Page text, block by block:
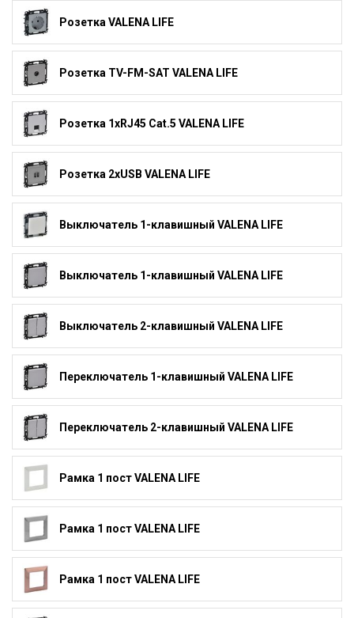
Розетка VALENA LIFE
Розетка TV-FM-SAT VALENA LIFE
Розетка 1xRJ45 Cat.5 VALENA LIFE
Розетка 2xUSB VALENA LIFE
Выключатель 1-клавишный VALENA LIFE
Выключатель 1-клавишный VALENA LIFE
Выключатель 2-клавишный VALENA LIFE
Переключатель 1-клавишный VALENA LIFE
Переключатель 2-клавишный VALENA LIFE
Рамка 1 пост VALENA LIFE
Рамка 1 пост VALENA LIFE
Рамка 1 пост VALENA LIFE